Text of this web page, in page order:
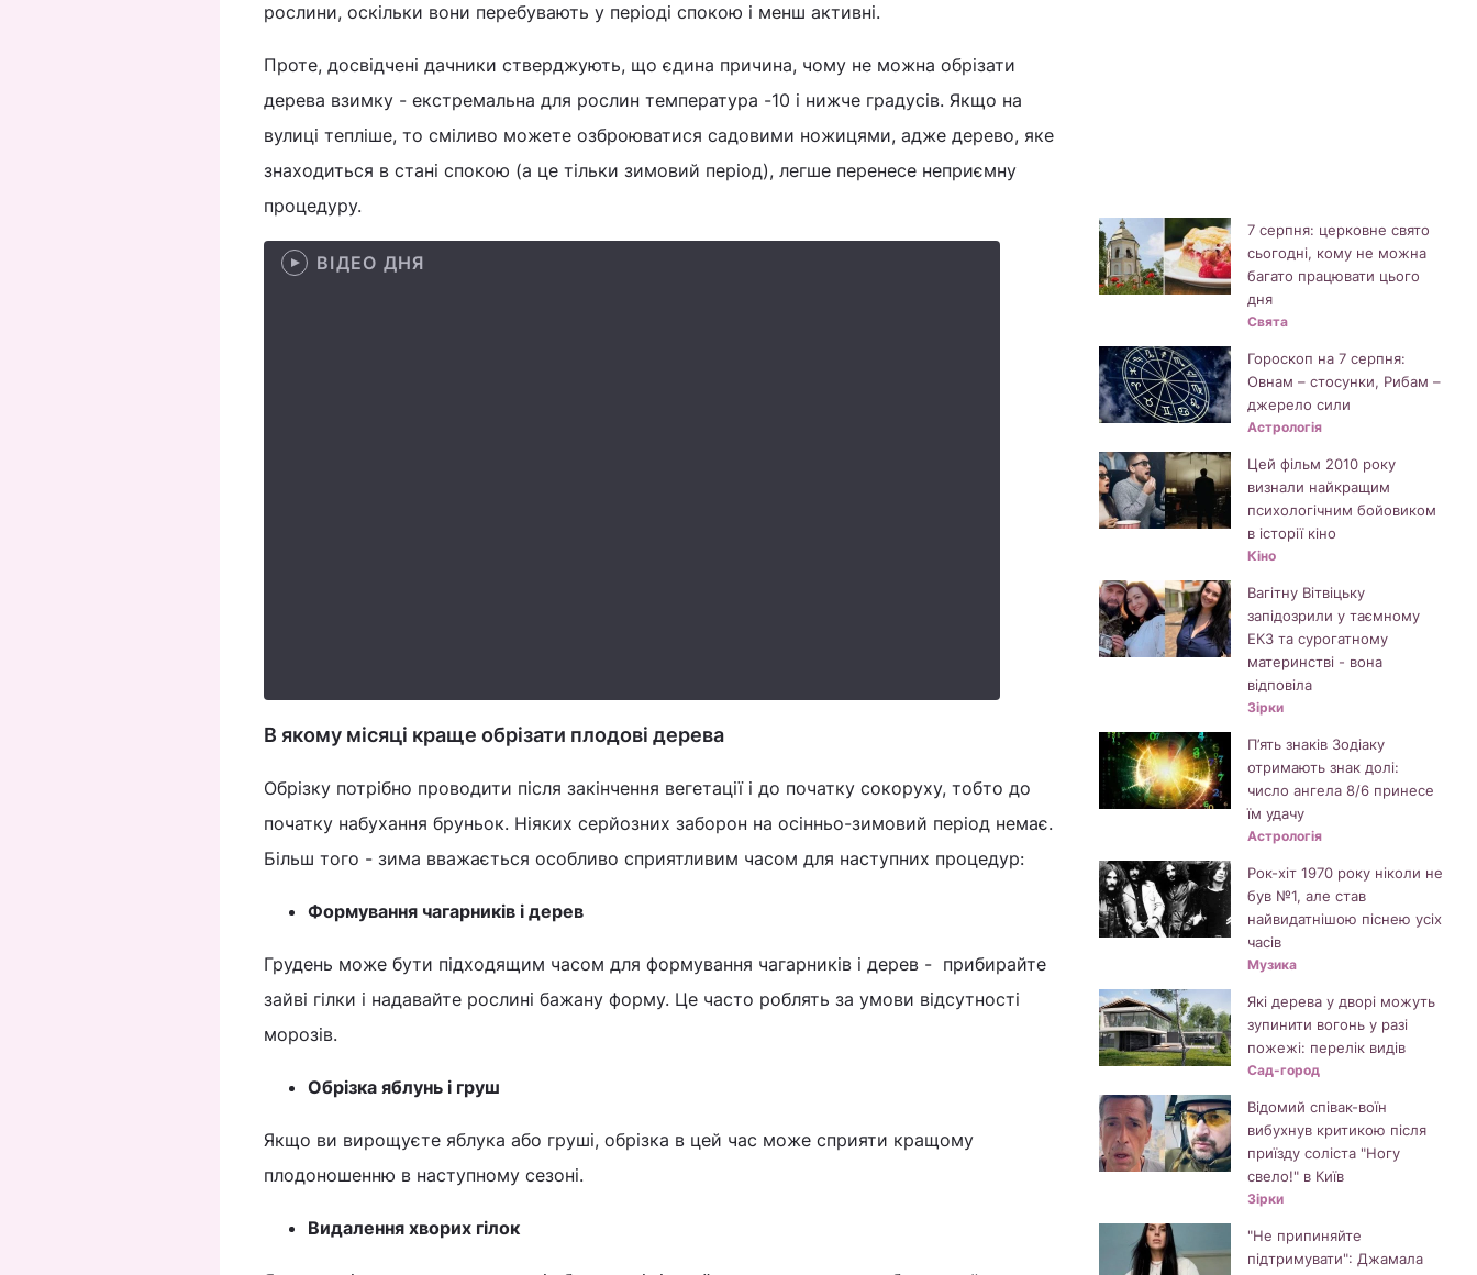
рослини, оскільки вони перебувають у періоді спокою і менш активні.
Проте, досвідчені дачники стверджують, що єдина причина, чому не можна обрізати
дерева взимку - екстремальна для рослин температура -10 і нижче градусів. Якщо на
вулиці тепліше, то сміливо можете озброюватися садовими ножицями, адже дерево, яке
знаходиться в стані спокою (а це тільки зимовий період), легше перенесе неприємну
процедуру.
ВІДЕО ДНЯ
В якому місяці краще обрізати плодові дерева
Обрізку потрібно проводити після закінчення вегетації і до початку сокоруху, тобто до
початку набухання бруньок. Ніяких серйозних заборон на осінньо-зимовий період немає.
Більш того - зима вважається особливо сприятливим часом для наступних процедур:
Формування чагарників і дерев
Грудень може бути підходящим часом для формування чагарників і дерев - прибирайте
зайві гілки і надавайте рослині бажану форму. Це часто роблять за умови відсутності
морозів.
Обрізка яблунь і груш
Якщо ви вирощуєте яблука або груші, обрізка в цей час може сприяти кращому
плодоношенню в наступному сезоні.
Видалення хворих гілок
7 серпня: церковне свято
сьогодні, кому не можна
багато працювати цього
дня
Свята
Гороскоп на 7 серпня:
Овнам – стосунки, Рибам –
джерело сили
Астрологія
Цей фільм 2010 року
визнали найкращим
психологічним бойовиком
в історії кіно
Кіно
Вагітну Вітвіцьку
запідозрили у таємному
ЕКЗ та сурогатному
материнстві - вона
відповіла
Зірки
П’ять знаків Зодіаку
отримають знак долі:
число ангела 8/6 принесе
їм удачу
Астрологія
Рок-хіт 1970 року ніколи не
був №1, але став
найвидатнішою піснею усіх
часів
Музика
Які дерева у дворі можуть
зупинити вогонь у разі
пожежі: перелік видів
Сад-город
Відомий співак-воїн
вибухнув критикою після
приїзду соліста "Ногу
свело!" в Київ
Зірки
"Не припиняйте
підтримувати": Джамала